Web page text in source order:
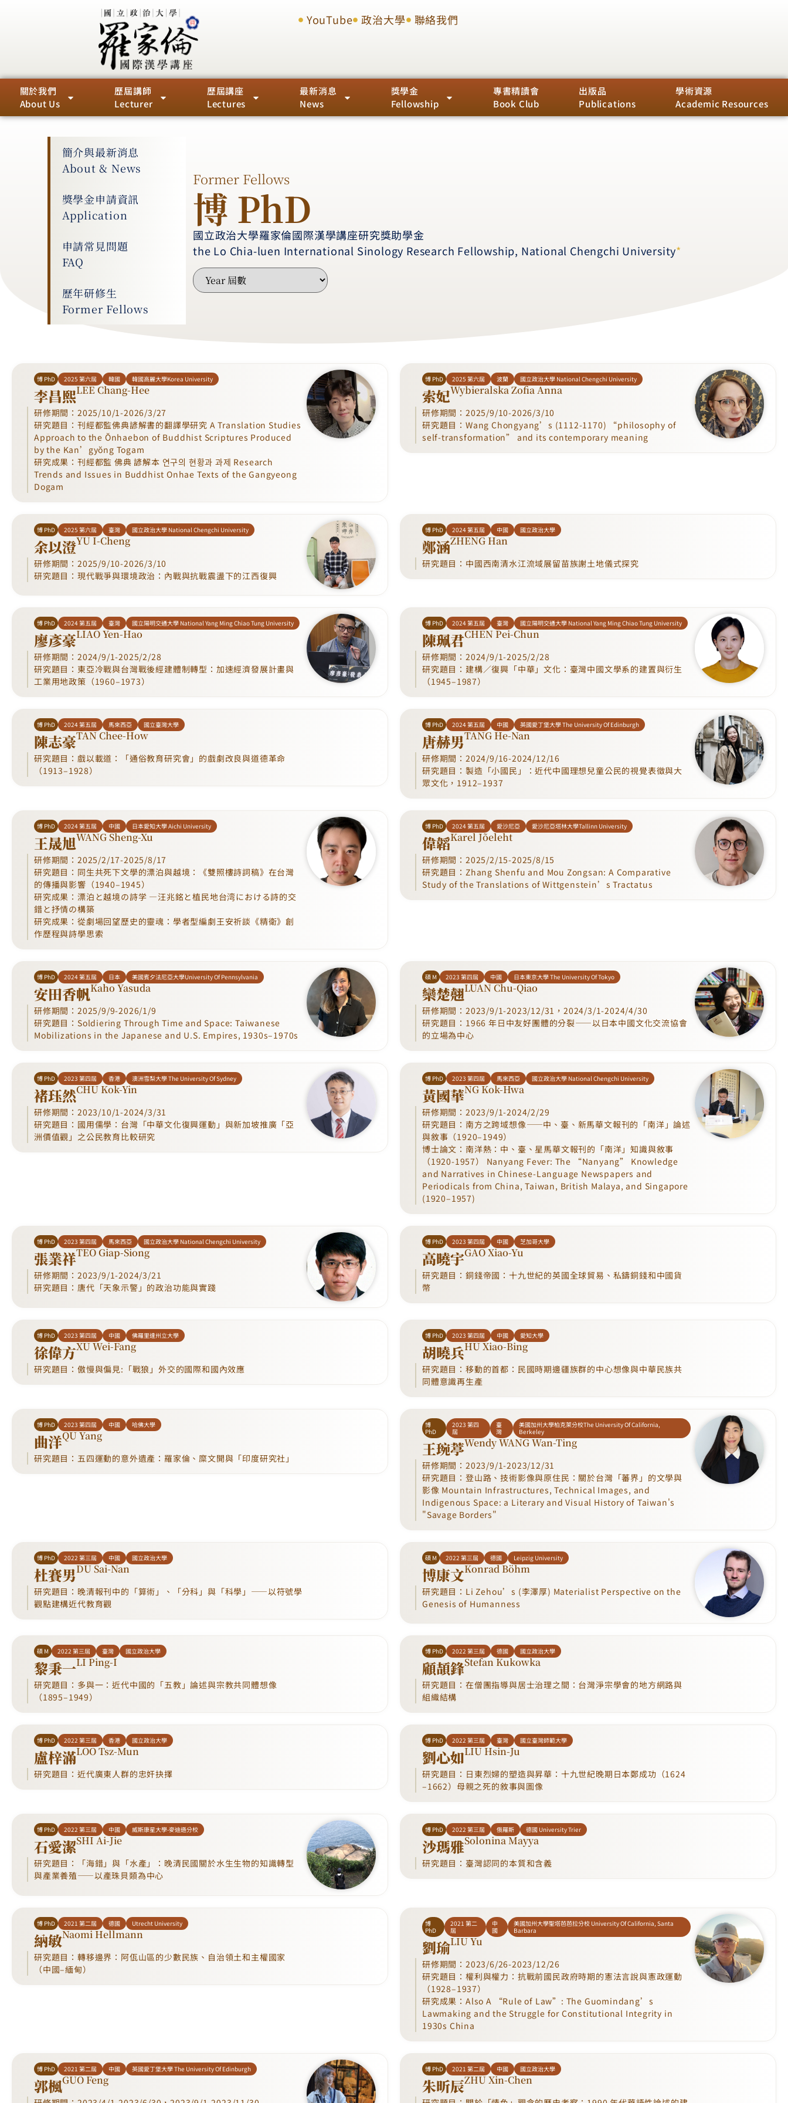
YouTube 政治大學 聯絡我們
關於我們
About Us
歷屆講師
Lecturer
歷屆講座
Lectures
最新消息
News
獎學金
Fellowship
專書精讀會
Book Club
出版品
Publications
學術資源
Academic Resources
簡介與最新消息
About & News
獎學金申請資訊
Application
申請常見問題
FAQ
歷年研修生
Former Fellows
Former Fellows
博 PhD
國立政治大學羅家倫國際漢學講座研究獎助學金
the Lo Chia-luen International Sinology Research Fellowship, National Chengchi University*
博 PhD 2025 第六屆 韓國 韓國高麗大學Korea University
李昌熙LEE Chang-Hee
研修期間：2025/10/1-2026/3/27
研究題目：刊經都監佛典諺解書的翻譯學研究 A Translation Studies
Approach to the Ŏnhaebon of Buddhist Scriptures Produced
by the Kan’gyŏng Togam
研究成果：刊經都監 佛典 諺解本 연구의 현황과 과제 Research
Trends and Issues in Buddhist Onhae Texts of the Gangyeong
Dogam
博 PhD 2025 第六屆 波蘭 國立政治大學 National Chengchi University
索妃Wybieralska Zofia Anna
研修期間：2025/9/10-2026/3/10
研究題目：Wang Chongyang’s (1112-1170) “philosophy of
self-transformation” and its contemporary meaning
博 PhD 2025 第六屆 臺灣 國立政治大學 National Chengchi University
余以澄YU I-Cheng
研修期間：2025/9/10-2026/3/10
研究題目：現代戰爭與環境政治：內戰與抗戰震盪下的江西復興
博 PhD 2024 第五屆 中國 國立政治大學
鄭涵ZHENG Han
研究題目：中國西南清水江流域展留苗族謝土地儀式探究
博 PhD 2024 第五屆 臺灣 國立陽明交通大學 National Yang Ming Chiao Tung University
廖彥豪LIAO Yen-Hao
研修期間：2024/9/1-2025/2/28
研究題目：東亞冷戰與台灣戰後經建體制轉型：加速經濟發展計畫與
工業用地政策（1960–1973）
博 PhD 2024 第五屆 臺灣 國立陽明交通大學 National Yang Ming Chiao Tung University
陳珮君CHEN Pei-Chun
研修期間：2024/9/1-2025/2/28
研究題目：建構／復興「中華」文化：臺灣中國文學系的建置與衍生
（1945–1987）
博 PhD 2024 第五屆 馬來西亞 國立臺灣大學
陳志豪TAN Chee-How
研究題目：戲以載道：「通俗教育研究會」的戲劇改良與道德革命
（1913–1928）
博 PhD 2024 第五屆 中國 英國愛丁堡大學 The University Of Edinburgh
唐赫男TANG He-Nan
研修期間：2024/9/16-2024/12/16
研究題目：製造「小國民」：近代中國理想兒童公民的視覺表徵與大
眾文化，1912–1937
博 PhD 2024 第五屆 中國 日本愛知大學 Aichi University
王晟旭WANG Sheng-Xu
研修期間：2025/2/17-2025/8/17
研究題目：同生共死下文學的漂泊與越境：《雙照樓詩詞稿》在台灣
的傳播與影響（1940–1945）
研究成果：漂泊と越境の詩学 ―汪兆銘と植民地台湾における詩的交
錯と抒情の構築
研究成果：從劇場回望歷史的靈魂：學者型編劇王安祈談《精衛》創
作歷程與詩學思索
博 PhD 2024 第五屆 愛沙尼亞 愛沙尼亞塔林大學Tallinn University
偉韜Karel Jõeleht
研修期間：2025/2/15-2025/8/15
研究題目：Zhang Shenfu and Mou Zongsan: A Comparative
Study of the Translations of Wittgenstein’s Tractatus
博 PhD 2024 第五屆 日本 美國賓夕法尼亞大學University Of Pennsylvania
安田香帆Kaho Yasuda
研修期間：2025/9/9-2026/1/9
研究題目：Soldiering Through Time and Space: Taiwanese
Mobilizations in the Japanese and U.S. Empires, 1930s–1970s
碩 M 2023 第四屆 中國 日本東京大學 The University Of Tokyo
欒楚翹LUAN Chu-Qiao
研修期間：2023/9/1-2023/12/31，2024/3/1-2024/4/30
研究題目：1966 年日中友好團體的分裂——以日本中國文化交流協會
的立場為中心
博 PhD 2023 第四屆 香港 澳洲雪梨大學 The University Of Sydney
褚珏然CHU Kok-Yin
研修期間：2023/10/1-2024/3/31
研究題目：國用儒學：台灣「中華文化復興運動」與新加坡推廣「亞
洲價值觀」之公民教育比較研究
博 PhD 2023 第四屆 馬來西亞 國立政治大學 National Chengchi University
黃國華NG Kok-Hwa
研修期間：2023/9/1-2024/2/29
研究題目：南方之跨域想像——中、臺、新馬華文報刊的「南洋」論述
與敘事（1920–1949）
博士論文：南洋熱：中、臺、星馬華文報刊的「南洋」知識與敘事
（1920-1957） Nanyang Fever: The “Nanyang” Knowledge
and Narratives in Chinese-Language Newspapers and
Periodicals from China, Taiwan, British Malaya, and Singapore
(1920–1957)
博 PhD 2023 第四屆 馬來西亞 國立政治大學 National Chengchi University
張業祥TEO Giap-Siong
研修期間：2023/9/1-2024/3/21
研究題目：唐代「天象示警」的政治功能與實踐
博 PhD 2023 第四屆 中國 芝加哥大學
高曉宇GAO Xiao-Yu
研究題目：銅錢帝國：十九世紀的英國全球貿易、私鑄銅錢和中國貨
幣
博 PhD 2023 第四屆 中國 佛羅里達州立大學
徐偉方XU Wei-Fang
研究題目：傲慢與偏見:「戰狼」外交的國際和國內效應
博 PhD 2023 第四屆 中國 愛知大學
胡曉兵HU Xiao-Bing
研究題目：移動的首都：民國時期邊疆族群的中心想像與中華民族共
同體意識再生產
博 PhD 2023 第四屆 中國 哈佛大學
曲洋QU Yang
研究題目：五四運動的意外遺產：羅家倫、糜文開與「印度研究社」
博
PhD
2023 第四
屆
臺
灣
美國加州大學柏克萊分校The University Of California,
Berkeley
王琬葶Wendy WANG Wan-Ting
研修期間：2023/9/1-2023/12/31
研究題目：登山路、技術影像與原住民：關於台灣「蕃界」的文學與
影像 Mountain Infrastructures, Technical Images, and
Indigenous Space: a Literary and Visual History of Taiwan's
"Savage Borders"
博 PhD 2022 第三屆 中國 國立政治大學
杜賽男DU Sai-Nan
研究題目：晚清報刊中的「算術」、「分科」與「科學」——以符號學
觀點建構近代教育觀
碩 M 2022 第三屆 德國 Leipzig University
博康文Konrad Böhm
研究題目：Li Zehou’s (李澤厚) Materialist Perspective on the
Genesis of Humanness
碩 M 2022 第三屆 臺灣 國立政治大學
黎秉一LI Ping-I
研究題目：多與一：近代中國的「五教」論述與宗教共同體想像
（1895–1949）
博 PhD 2022 第三屆 德國 國立政治大學
顧頡鋒Stefan Kukowka
研究題目：在僧團指導與居士治理之間：台灣淨宗學會的地方網路與
組織結構
博 PhD 2022 第三屆 香港 國立政治大學
盧梓滿LOO Tsz-Mun
研究題目：近代廣東人群的忠奸抉擇
博 PhD 2022 第三屆 臺灣 國立臺灣師範大學
劉心如LIU Hsin-Ju
研究題目：日東烈婦的塑造與昇華：十九世紀晚期日本鄭成功（1624
–1662）母親之死的敘事與圖像
博 PhD 2022 第三屆 中國 威斯康星大學-麥迪遜分校
石愛潔SHI Ai-Jie
研究題目：「海錯」與「水產」：晚清民國關於水生生物的知識轉型
與產業養殖——以產珠貝類為中心
博 PhD 2022 第三屆 俄羅斯 德國 University Trier
沙瑪雅Solonina Mayya
研究題目：臺灣認同的本質和含義
博 PhD 2021 第二屆 德國 Utrecht University
納敏Naomi Hellmann
研究題目：轉移邊界：阿佤山區的少數民族、自治領土和主權國家
（中國–緬甸）
博
PhD
2021 第二
屆
中
國
美國加州大學聖塔芭芭拉分校 University Of California, Santa
Barbara
劉瑜LIU Yu
研修期間：2023/6/26-2023/12/26
研究題目：權利與權力：抗戰前國民政府時期的憲法言說與憲政運動
（1928–1937）
研究成果：Also A “Rule of Law”: The Guomindang’s
Lawmaking and the Struggle for Constitutional Integrity in
1930s China
博 PhD 2021 第二屆 中國 英國愛丁堡大學 The University Of Edinburgh
郭楓GUO Feng
博 PhD 2021 第二屆 中國 國立政治大學
朱昕辰ZHU Xin-Chen